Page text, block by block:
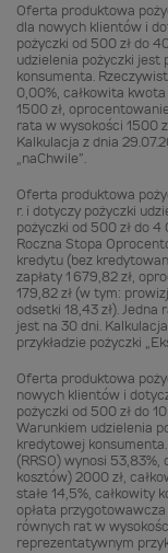
Oferta produktowa
dla nowych klientów i
pożyczki od 500 zł do
udzielenia pożyczki jest
konsumenta.
0,00%, całkowita
1500 zł,
rata w wysokości 1500
Kalkulacja z dnia
„naChwile”.
Oferta produktowa
r. i dotyczy pożyczki
pożyczki od 500 zł do 4
Roczna Stopa
kredytu (bez
zapłaty 1 679,82 zł,
179,82 zł (w tym:
odsetki 18,43 zł).
jest na 30 dni.
przykładzie pożyczki
Oferta produktowa
nowych klientów i
pożyczki od 500 zł do
Warunkiem udzielenia
kredytowej
(RRSO) wynosi
kosztów) 2000 zł,
stałe 14,5%, całkowity
opłata przygotowawcza
równych rat w
reprezentatywnym